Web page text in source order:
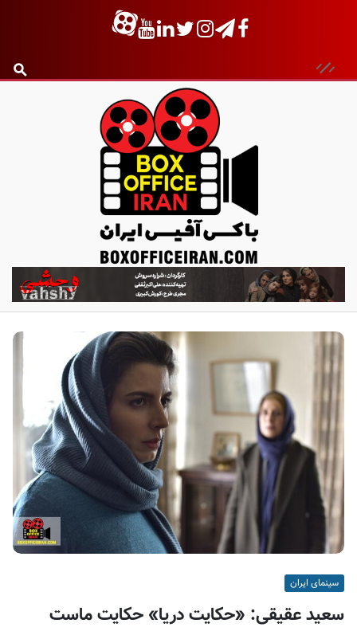
ب
ا
ک
س
ف
س
ا
ی
ر
سینمای ایران
سعید عقیقی: «حکایت دریا» حکایت ماست